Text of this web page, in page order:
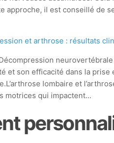
il est conseillé de
et arthrose : résultats
et son efficacité dans la prise
lombaire et
motrices qui impactent…